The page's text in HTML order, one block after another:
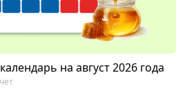
на август 2026 года